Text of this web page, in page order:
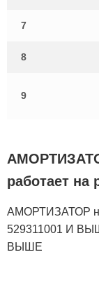
7
8
9
работает на
АМОРТИЗАТОР на
529311001 И
ВЫШЕ